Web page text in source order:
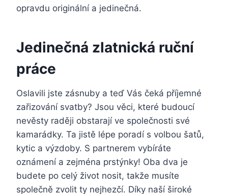
opravdu originální a jedinečná.
Jedinečná zlatnická ruční
práce
Oslavili jste zásnuby a teď Vás čeká příjemné
zařizování svatby? Jsou věci, které budoucí
nevěsty raději obstarají ve společnosti své
kamarádky. Ta jistě lépe poradí s volbou šatů,
kytic a výzdoby. S partnerem vybíráte
oznámení a zejména prstýnky! Oba dva je
budete po celý život nosit, takže musíte
společně zvolit ty nejhezčí. Díky naší široké